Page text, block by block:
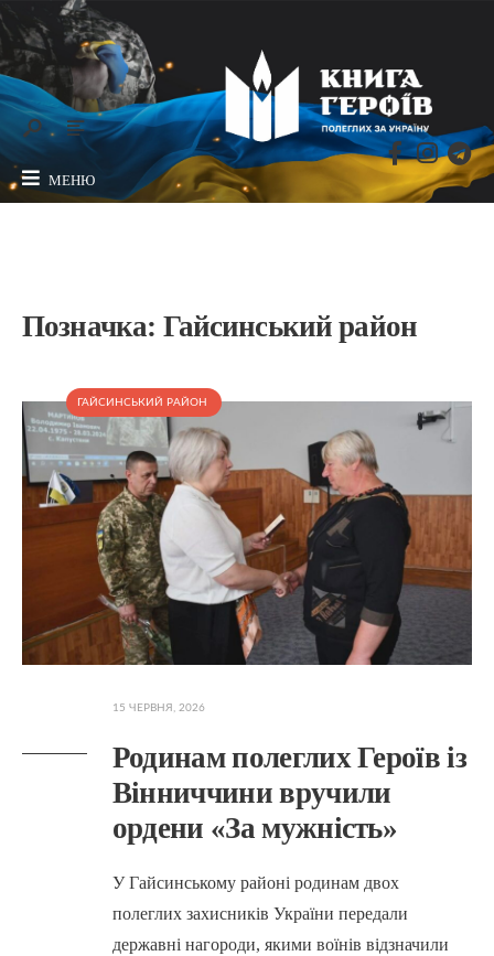
МЕНЮ
Позначка: Гайсинський район
ГАЙСИНСЬКИЙ РАЙОН
15 ЧЕРВНЯ, 2026
Родинам полеглих Героїв із
Вінниччини вручили
ордени «За мужність»
У Гайсинському районі родинам двох
полеглих захисників України передали
державні нагороди, якими воїнів відзначили